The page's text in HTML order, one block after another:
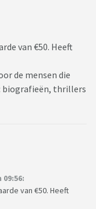
van €50. Heeft
de mensen die
biografieën, thrillers
van €50. Heeft